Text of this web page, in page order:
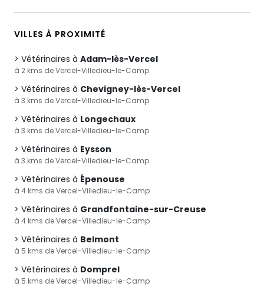
VILLES À PROXIMITÉ
Vétérinaires à Adam-lès-Vercel
à 2 kms de Vercel-Villedieu-le-Camp
Vétérinaires à Chevigney-lès-Vercel
à 3 kms de Vercel-Villedieu-le-Camp
Vétérinaires à Longechaux
à 3 kms de Vercel-Villedieu-le-Camp
Vétérinaires à Eysson
à 3 kms de Vercel-Villedieu-le-Camp
Vétérinaires à Épenouse
à 4 kms de Vercel-Villedieu-le-Camp
Vétérinaires à Grandfontaine-sur-Creuse
à 4 kms de Vercel-Villedieu-le-Camp
Vétérinaires à Belmont
à 5 kms de Vercel-Villedieu-le-Camp
Vétérinaires à Domprel
à 5 kms de Vercel-Villedieu-le-Camp